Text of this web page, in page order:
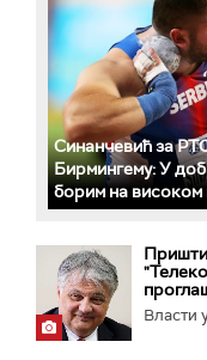
Синанчевић за
Бирмингему: У
борим на високом
Власти